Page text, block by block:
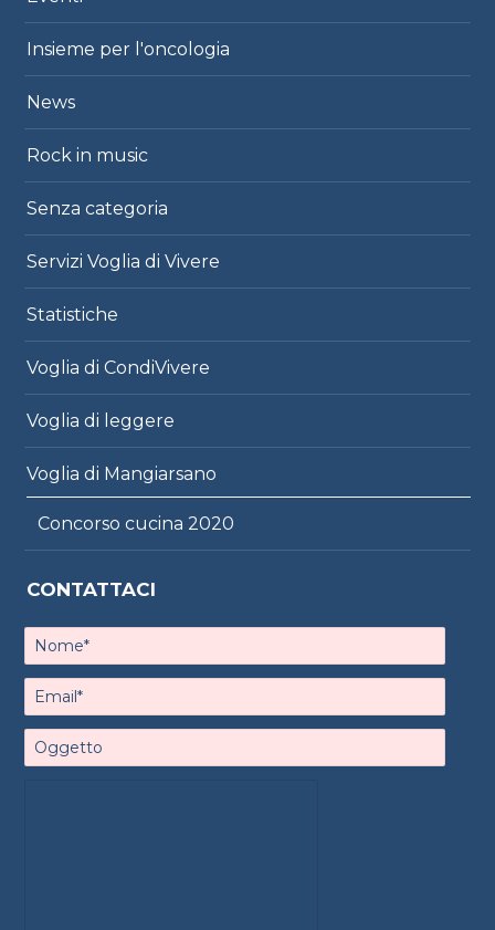
Insieme per l'oncologia
News
Rock in music
Senza categoria
Servizi Voglia di Vivere
Statistiche
Voglia di CondiVivere
Voglia di leggere
Voglia di Mangiarsano
Concorso cucina 2020
CONTATTACI